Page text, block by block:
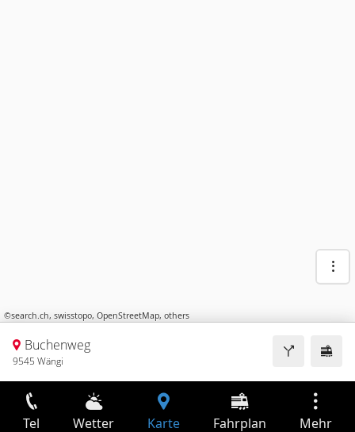
©search.ch, swisstopo, OpenStreetMap, others
Buchenweg
9545 Wängi
Tel Wetter Karte Fahrplan Mehr